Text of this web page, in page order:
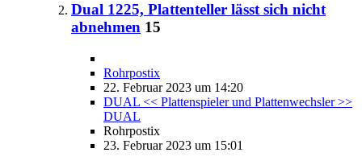
Dual 1225, Plattenteller lässt sich nicht
abnehmen 15
Rohrpostix
22. Februar 2023 um 14:20
DUAL << Plattenspieler und Plattenwechsler >>
DUAL
Rohrpostix
23. Februar 2023 um 15:01